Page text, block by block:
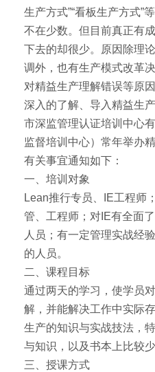
生产方式”“看板生产方式”
不在少数。但目前真正有
下去的却很少。原因除理
调外，也有生产模式改革
对精益生产理解错误等原
深入的了解、导入精益生
市深监管理认证培训中心
监督培训中心）常年举办
有关事宜通知如下：
一、培训对象
Lean推行专员、IE工程师
管、工程师；对IE有全面
人员；有一定管理实战经
的人员。
二、课程目标
通过两天的学习，使学员
解，并能解决工作中实际
生产的知识与实战技法，
与知识，以及书本上比较
三、授课方式